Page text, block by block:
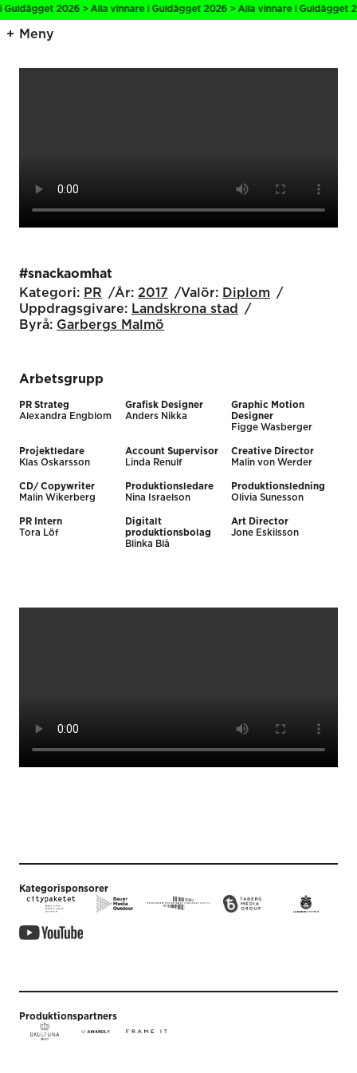
2026 > Alla vinnare i Guldägget 2026 > Alla vinnare i
Meny
#snackaomhat
Kategori: PR År: 2017 Valör: Diplom
Uppdragsgivare: Landskrona stad
Byrå: Garbergs Malmö
Arbetsgrupp
PR Strateg
Alexandra Engblom
Grafisk Designer
Anders Nikka
Graphic Motion
Designer
Figge Wasberger
Projektledare
Klas Oskarsson
Account Supervisor
Linda Renulf
Creative Director
Malin von Werder
CD/ Copywriter
Malin Wikerberg
Produktionsledare
Nina Israelson
Produktionsledning
Olivia Sunesson
PR Intern
Tora Löf
Digitalt
produktionsbolag
Blinka Blå
Art Director
Jone Eskilsson
Kategorisponsorer
Produktionspartners